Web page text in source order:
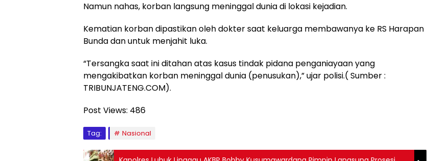
Namun nahas, korban langsung meninggal dunia di lokasi kejadian.
Kematian korban dipastikan oleh dokter saat keluarga membawanya ke RS Harapan
Bunda dan untuk menjahit luka.
“Tersangka saat ini ditahan atas kasus tindak pidana penganiayaan yang
mengakibatkan korban meninggal dunia (penusukan),” ujar polisi.( Sumber :
TRIBUNJATENG.COM).
Post Views: 486
Tag: Nasional